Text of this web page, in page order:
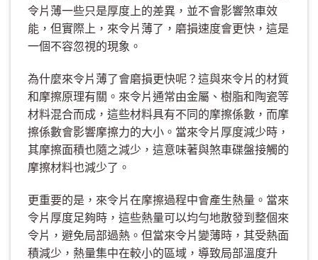
令片薄一些只是厚度上的差異，並不會影響煞車效
能，但實際上，來令片薄了，磨損速度會更快，這是
一個不容忽視的現象。
為什麼來令片薄了會磨損更快呢？這與來令片的材質
和摩擦原理有關。來令片通常由金屬、樹脂和陶瓷等
材料混合而成，這些材料具有不同的摩擦係數，而摩
擦係數會影響摩擦力的大小。當來令片厚度減少時，
其摩擦面積也隨之減少，這意味著與煞車碟盤接觸的
摩擦材料也減少了。
更重要的是，來令片在摩擦過程中會產生熱量。當來
令片厚度足夠時，這些熱量可以均勻地散發到整個來
令片，避免局部過熱。但當來令片變薄時，其受熱面
積減少，熱量集中在較小的區域，導致局部溫度升